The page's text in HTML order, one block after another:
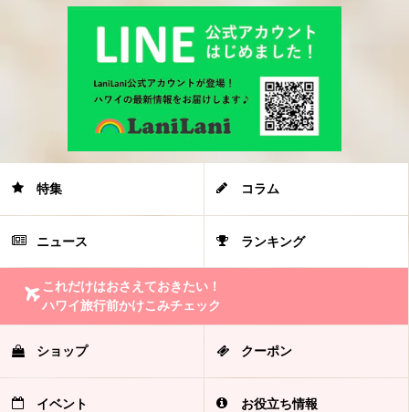
特集 コラム
ニュース ランキング
これだけはおさえておきたい！
ハワイ旅行前かけこみチェック
ショップ クーポン
イベント お役立ち情報